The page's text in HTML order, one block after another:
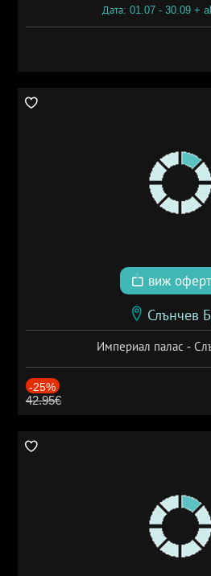
Дата: 01.07 - 30.09 +
виж
Слънчев
Империал палас -
-25%
42.95€